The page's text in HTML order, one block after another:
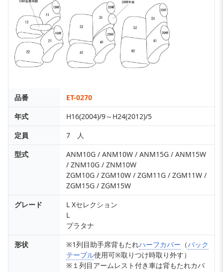
品番
ET-0270
年式
H16(2004)/9～H24(2012)/5
定員
7 人
型式
ANM10G / ANM10W / ANM15G / ANM15W
/ ZNM10G / ZNM10W
ZGM10G / ZGM10W / ZGM11G / ZGM11W /
ZGM15G / ZGM15W
グレード
L Xセレクション
L
プラタナ
形状
※1列目助手席背もたれハーフカバー （バック
テーブル使用可※取りつけ時取り外す）
※１列目アームレスト付き車は背もたれカバ